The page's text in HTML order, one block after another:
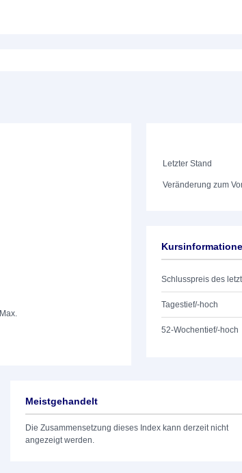
Max.
Letzter Stand
Veränderung zum
Schlusspreis des
Tagestief/-hoch
52-Wochentief/-hoch
Meistgehandelt
Die Zusammensetzung dieses Index kann derzeit nicht
angezeigt werden.